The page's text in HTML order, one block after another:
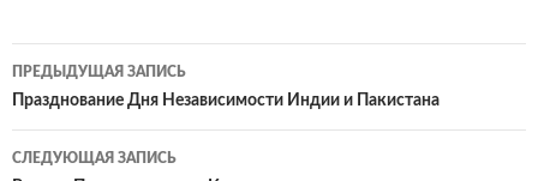
Навигация
по
записям
ПРЕДЫДУЩАЯ ЗАПИСЬ
Празднование Дня Независимости Индии и Пакистана
СЛЕДУЮЩАЯ ЗАПИСЬ